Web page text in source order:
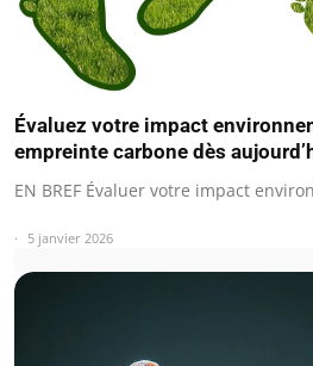
Évaluez votre impact
empreinte carbone dès
EN BREF Évaluer votre impact
5 janvier 2026